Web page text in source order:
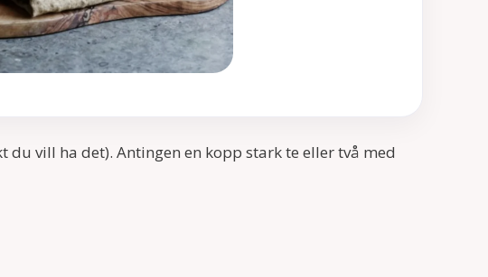
vill ha det). Antingen en kopp stark te eller två med